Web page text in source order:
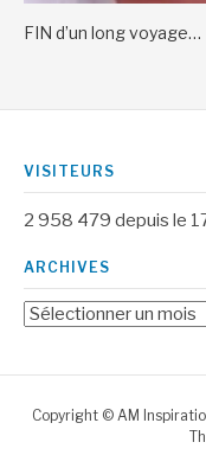
FIN d’un long voyage…
VISITEURS
2 958 479 depuis le
ARCHIVES
Archives
Copyright © AM